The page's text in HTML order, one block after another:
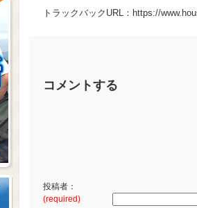
トラックバックURL：https://
コメントする
投稿者：
(required)